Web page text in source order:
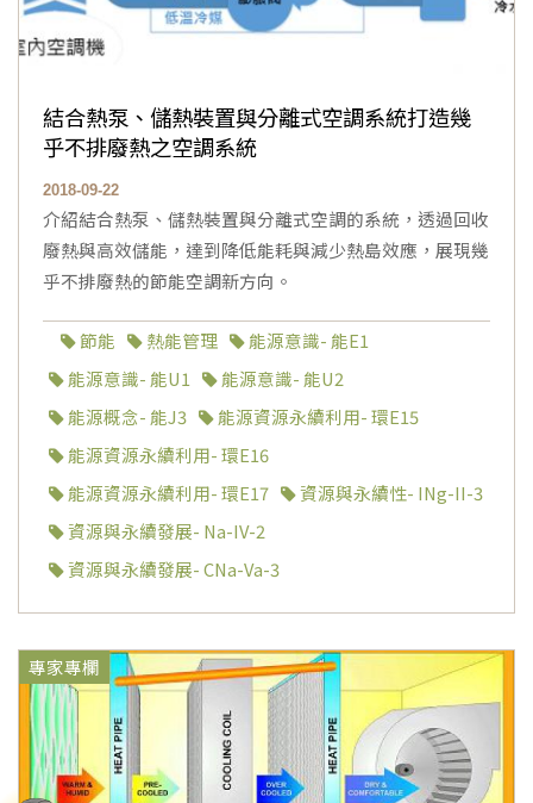
結合熱泵、儲熱裝置與分離式空調系統打造幾
乎不排廢熱之空調系統
2018-09-22
介紹結合熱泵、儲熱裝置與分離式空調的系統，透過回收
廢熱與高效儲能，達到降低能耗與減少熱島效應，展現幾
乎不排廢熱的節能空調新方向。
節能 熱能管理
能源意識- 能E1
能源意識- 能U1
能源意識- 能U2
能源概念- 能J3
能源資源永續利用- 環E15
能源資源永續利用- 環E16
能源資源永續利用- 環E17
資源與永續性- INg-II-3
資源與永續發展- Na-IV-2
資源與永續發展- CNa-Va-3
專家專欄